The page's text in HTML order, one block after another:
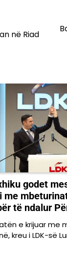
në Riad
godet
me
të ndalur
e krijuar me
kreu i LDK-së